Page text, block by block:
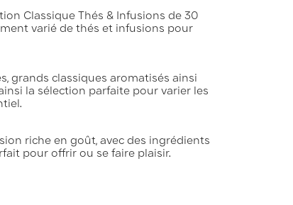
Classique Thés & Infusions de 30
varié de thés et infusions pour
grands classiques aromatisés ainsi
la sélection parfaite pour varier les
riche en goût, avec des ingrédients
pour offrir ou se faire plaisir.